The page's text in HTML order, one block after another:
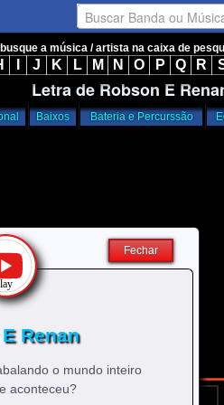
a música / artista na caixa de
J K L M N O P Q R
Letra de Robson E
Baixos Bateria e Percurssão
Fechar
Renan
o mundo inteiro
aconteceu?
Buscar Banda ou